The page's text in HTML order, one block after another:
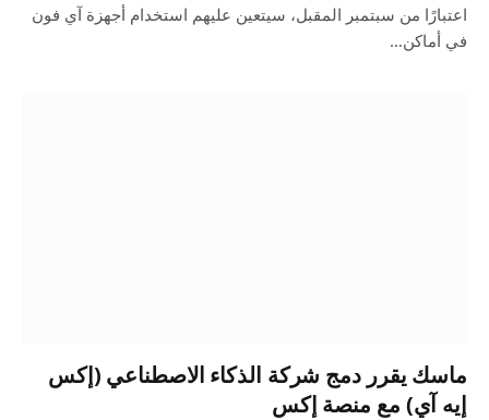
اعتبارًا من سبتمبر المقبل، سيتعين عليهم استخدام أجهزة آي فون
في أماكن…
ماسك يقرر دمج شركة الذكاء الاصطناعي (إكس
إيه آي) مع منصة إكس